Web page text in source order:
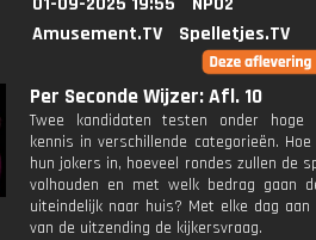
Amusement.TV
Spelletjes.TV
Per Seconde Wijzer: Afl. 10
Twee kandidaten testen onder hoge
kennis in verschillende categorieën.
hun jokers in, hoeveel rondes zullen de
volhouden en met welk bedrag gaan
uiteindelijk naar huis? Met elke dag
van de uitzending de kijkersvraag.